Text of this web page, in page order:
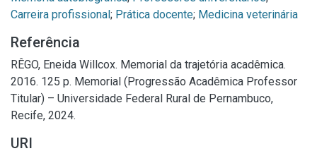
Carreira profissional; Prática docente; Medicina veterinária
Referência
RÊGO, Eneida Willcox. Memorial da trajetória acadêmica.
2016. 125 p. Memorial (Progressão Acadêmica Professor
Titular) – Universidade Federal Rural de Pernambuco,
Recife, 2024.
URI